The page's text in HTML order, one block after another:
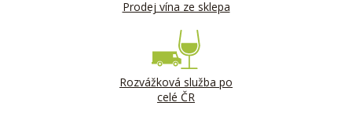
Prodej vína ze sklepa
Rozvážková služba po
celé ČR